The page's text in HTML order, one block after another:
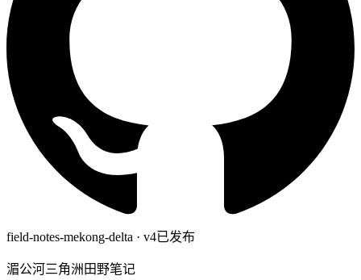
field-notes-mekong-delta · v4已发布
湄公河三角洲田野笔记